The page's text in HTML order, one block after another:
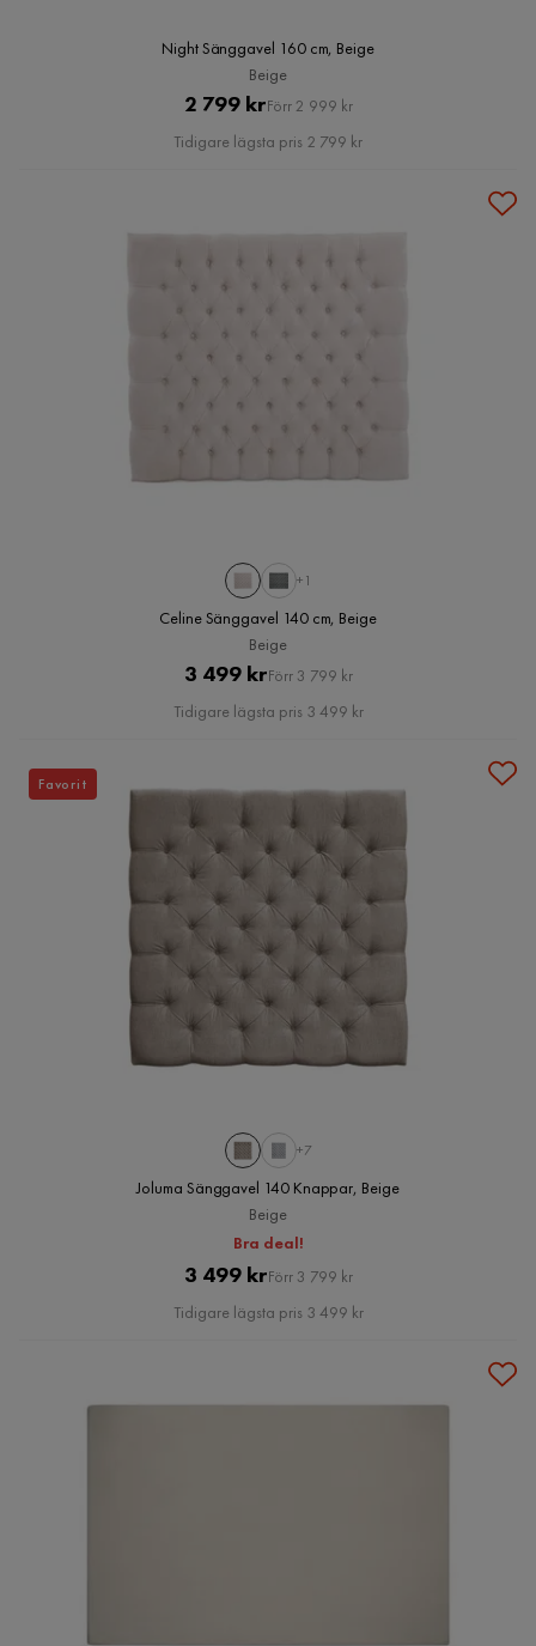
Night Sänggavel 160 cm, Beige
Beige
Pris
2 799 krOriginal
Pris
Förr 2 999 kr
Tidigare lägsta pris 2 799 kr
+1
Celine Sänggavel 140 cm, Beige
Beige
Pris
3 499 krOriginal
Pris
Förr 3 799 kr
Tidigare lägsta pris 3 499 kr
+7
Joluma Sänggavel 140 Knappar, Beige
Beige
Bra deal!
Pris
3 499 krOriginal
Pris
Förr 3 799 kr
Tidigare lägsta pris 3 499 kr
Favorit